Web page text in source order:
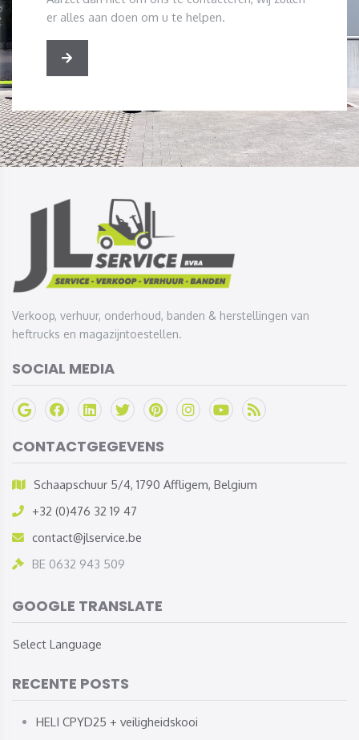
er alles aan doen om u te helpen.
Verkoop, verhuur, onderhoud, banden & herstellingen van
heftrucks en magazijntoestellen.
SOCIAL MEDIA
CONTACTGEGEVENS
Schaapschuur 5/4, 1790 Affligem, Belgium
+32 (0)476 32 19 47
contact@jlservice.be
BE 0632 943 509
GOOGLE TRANSLATE
Select Language
RECENTE POSTS
HELI CPYD25 + veiligheidskooi